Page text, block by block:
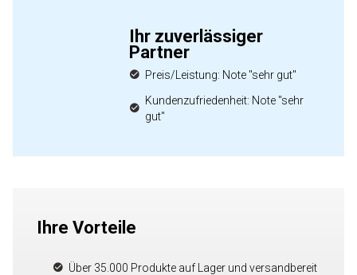
Ihr zuverlässiger
Partner
Preis/Leistung: Note "sehr gut"
Kundenzufriedenheit: Note "sehr
gut"
Ihre Vorteile
Über 35.000 Produkte auf Lager und versandbereit